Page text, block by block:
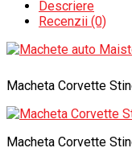
Descriere
Recenzii (0)
Macheta Corvette
Macheta Corvette